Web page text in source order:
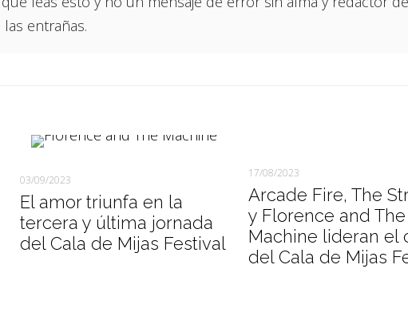
entrañas.
03/09/2023
El amor triunfa en la
tercera y última jornada
del Cala de Mijas Festival
17/08/2023
Arcade Fire, The
y Florence and The
Machine lideran el
del Cala de Mijas